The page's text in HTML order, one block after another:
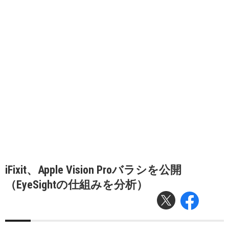
iFixit、Apple Vision Proバラシを公開
（EyeSightの仕組みを分析）